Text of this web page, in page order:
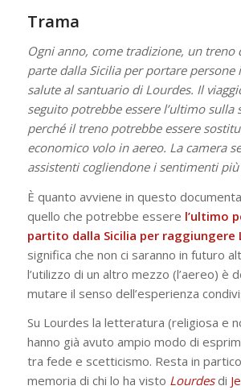
Trama
Ogni anno, come tradizione, un treno
parte dalla Sicilia per portare
salute al santuario di Lourdes. Il
seguito potrebbe essere l’ultimo sulla
perché il treno potrebbe essere
economico volo in aereo. La camera
assistenti cogliendone i sentimenti
È quanto avviene in questo
quello che potrebbe essere l’ultimo
partito dalla Sicilia per raggiungere
significa che non ci saranno in futuro
l’utilizzo di un altro mezzo (l’aereo) è
mutare il senso dell’esperienza
Su Lourdes la letteratura (religiosa e
hanno già avuto ampio modo di
tra fede e scetticismo. Resta in
memoria di chi lo ha visto Lourdesdi